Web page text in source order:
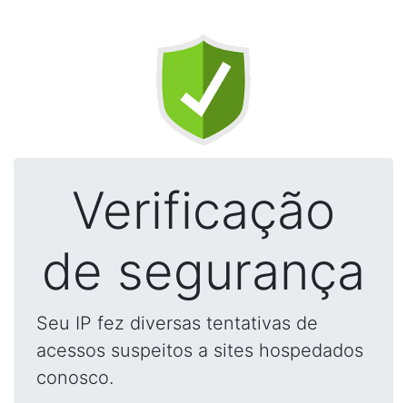
Verificação
de segurança
Seu IP fez diversas tentativas de
acessos suspeitos a sites hospedados
conosco.